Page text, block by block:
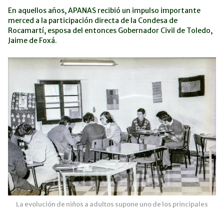
En aquellos años, APANAS recibió un impulso importante
merced a la participación directa de la Condesa de
Rocamartí, esposa del entonces Gobernador Civil de Toledo,
Jaime de Foxá.
La evolución de niños a adultos supone uno de los principales